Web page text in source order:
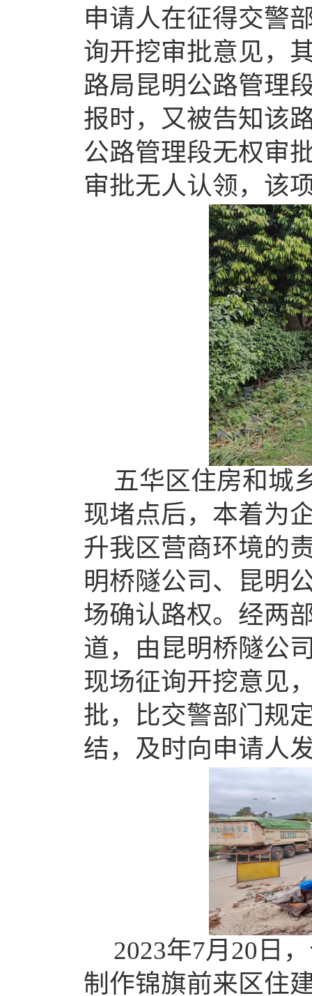
申请人在征得交警
询开挖审批意见，
路局昆明公路管理
报时，又被告知该
公路管理段无权审
审批无人认领，该
五华区住房和城
现堵点后，本着为
升我区营商环境的
明桥隧公司、昆明
场确认路权。经两
道，由昆明桥隧公
现场征询开挖意见
批，比交警部门规
结，及时向申请人
2023年7月20日
制作锦旗前来区住